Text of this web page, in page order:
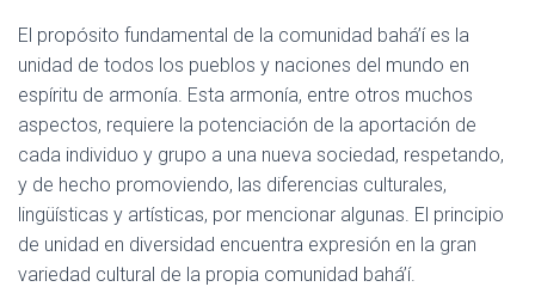
El propósito fundamental de la comunidad bahá’í es la
unidad de todos los pueblos y naciones del mundo en
espíritu de armonía. Esta armonía, entre otros muchos
aspectos, requiere la potenciación de la aportación de
cada individuo y grupo a una nueva sociedad, respetando,
y de hecho promoviendo, las diferencias culturales,
lingüísticas y artísticas, por mencionar algunas. El principio
de unidad en diversidad encuentra expresión en la gran
variedad cultural de la propia comunidad bahá’í.